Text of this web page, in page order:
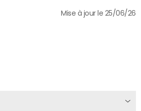
Mise à jour le 25/06/26